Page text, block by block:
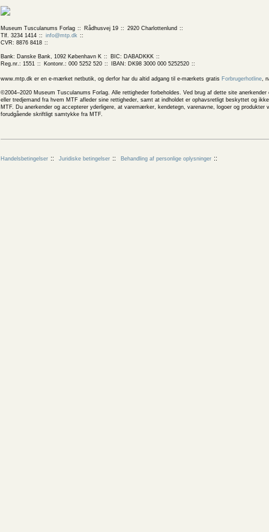
Museum Tusculanums Forlag Rådhusvej 19
2920 Charlottenlund
Tlf. 3234 1414
info@mtp.dk
CVR: 8876 8418
Bank: Danske Bank, 1092 København K
BIC: DABADKKK
Reg.nr.: 1551
Kontonr.: 000 5252 520 IBAN: DK98 3000 000 5252520
www.mtp.dk er en e-mærket netbutik, og derfor har du altid adgang til e-mærkets gratis Forbrugerhotline,
©2004–2020 Museum Tusculanums Forlag. Alle rettigheder forbeholdes. Ved brug af dette site
eller tredjemand fra hvem MTF afleder sine rettigheder, samt at indholdet er ophavsretligt beskyttet og
MTF. Du anerkender og accepterer yderligere, at varemærker, kendetegn, varenavne, logoer og
forudgående skriftligt samtykke fra MTF.
Handelsbetingelser Juridiske betingelser Behandling af personlige oplysninger